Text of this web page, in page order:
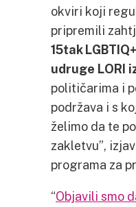
okviri koji
pripremili
15tak
udruge LORI
političarima i
podržava i s
želimo da te
zakletvu”,
programa za
“Objavili smo